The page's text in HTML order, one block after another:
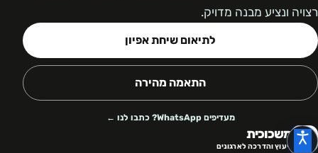
רצויה ונציע מבנה מדויק.
לתיאום שיחת אפיון
התאמה מהירה
מעדיפים WhatsApp? כתבו לנו ←
משכוכית
ייעוץ והדרכה לארגונים